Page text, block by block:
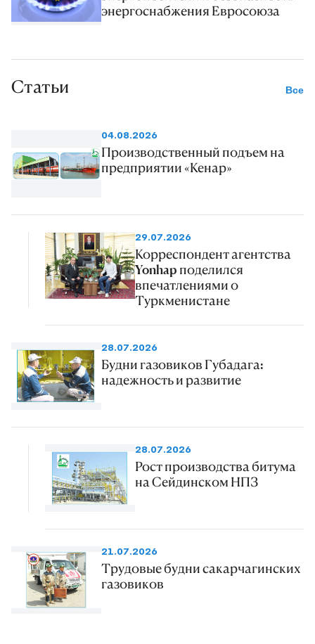
энергоснабжения Евросоюза
Статьи Все
04.08.2026
Производственный подъем на
предприятии «Кенар»
29.07.2026
Корреспондент агентства
Yonhap поделился
впечатлениями о
Туркменистане
28.07.2026
Будни газовиков Губадага:
надежность и развитие
28.07.2026
Рост производства битума
на Сейдинском НПЗ
21.07.2026
Трудовые будни сакарчагинских
газовиков